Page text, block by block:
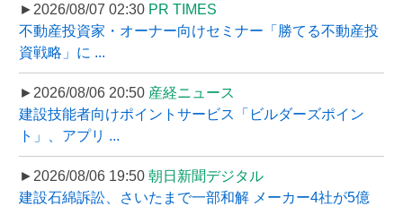
►2026/08/07 02:30 PR TIMES
不動産投資家・オーナー向けセミナー「勝てる不動産投
資戦略」に ...
►2026/08/06 20:50 産経ニュース
建設技能者向けポイントサービス「ビルダーズポイン
ト」、アプリ ...
►2026/08/06 19:50 朝日新聞デジタル
建設石綿訴訟、さいたまで一部和解 メーカー4社が5億